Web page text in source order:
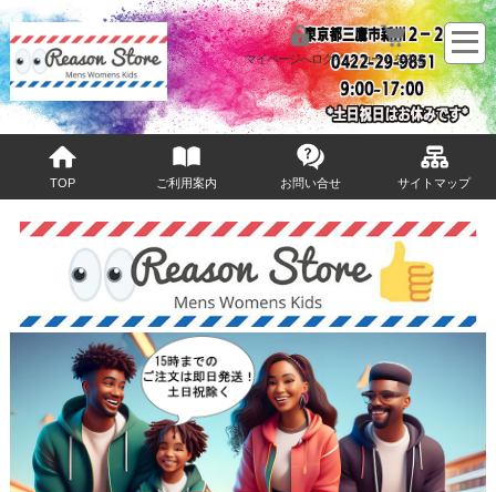
マイページへログイン カートをみる
TOP ご利用案内 お問い合せ サイトマップ